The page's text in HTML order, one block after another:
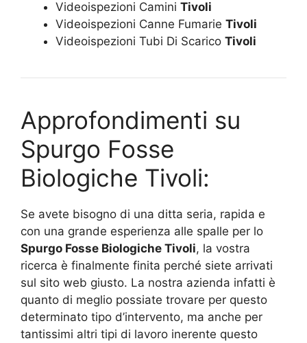
Videoispezioni Camini Tivoli
Videoispezioni Canne Fumarie Tivoli
Videoispezioni Tubi Di Scarico Tivoli
Approfondimenti su
Spurgo Fosse
Biologiche Tivoli:
Se avete bisogno di una ditta seria, rapida e
con una grande esperienza alle spalle per lo
Spurgo Fosse Biologiche Tivoli, la vostra
ricerca è finalmente finita perché siete arrivati
sul sito web giusto. La nostra azienda infatti è
quanto di meglio possiate trovare per questo
determinato tipo d’intervento, ma anche per
tantissimi altri tipi di lavoro inerente questo